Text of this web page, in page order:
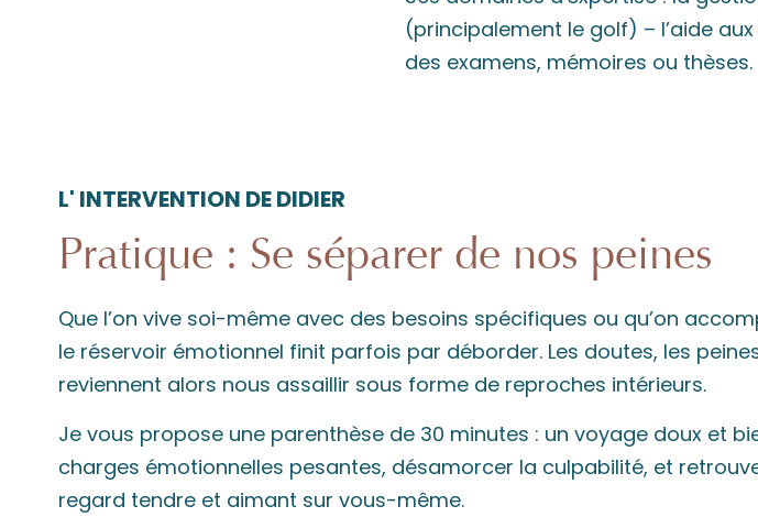
(principalement le golf) – l’aide
des examens, mémoires ou thèses.
L' INTERVENTION DE DIDIER
Pratique : Se séparer de nos peines
Que l’on vive soi-même avec des besoins spécifiques ou qu’on
le réservoir émotionnel finit parfois par déborder. Les doutes, les
reviennent alors nous assaillir sous forme de reproches intérieurs.
Je vous propose une parenthèse de 30 minutes : un voyage doux et
charges émotionnelles pesantes, désamorcer la culpabilité, et
regard tendre et aimant sur vous-même.